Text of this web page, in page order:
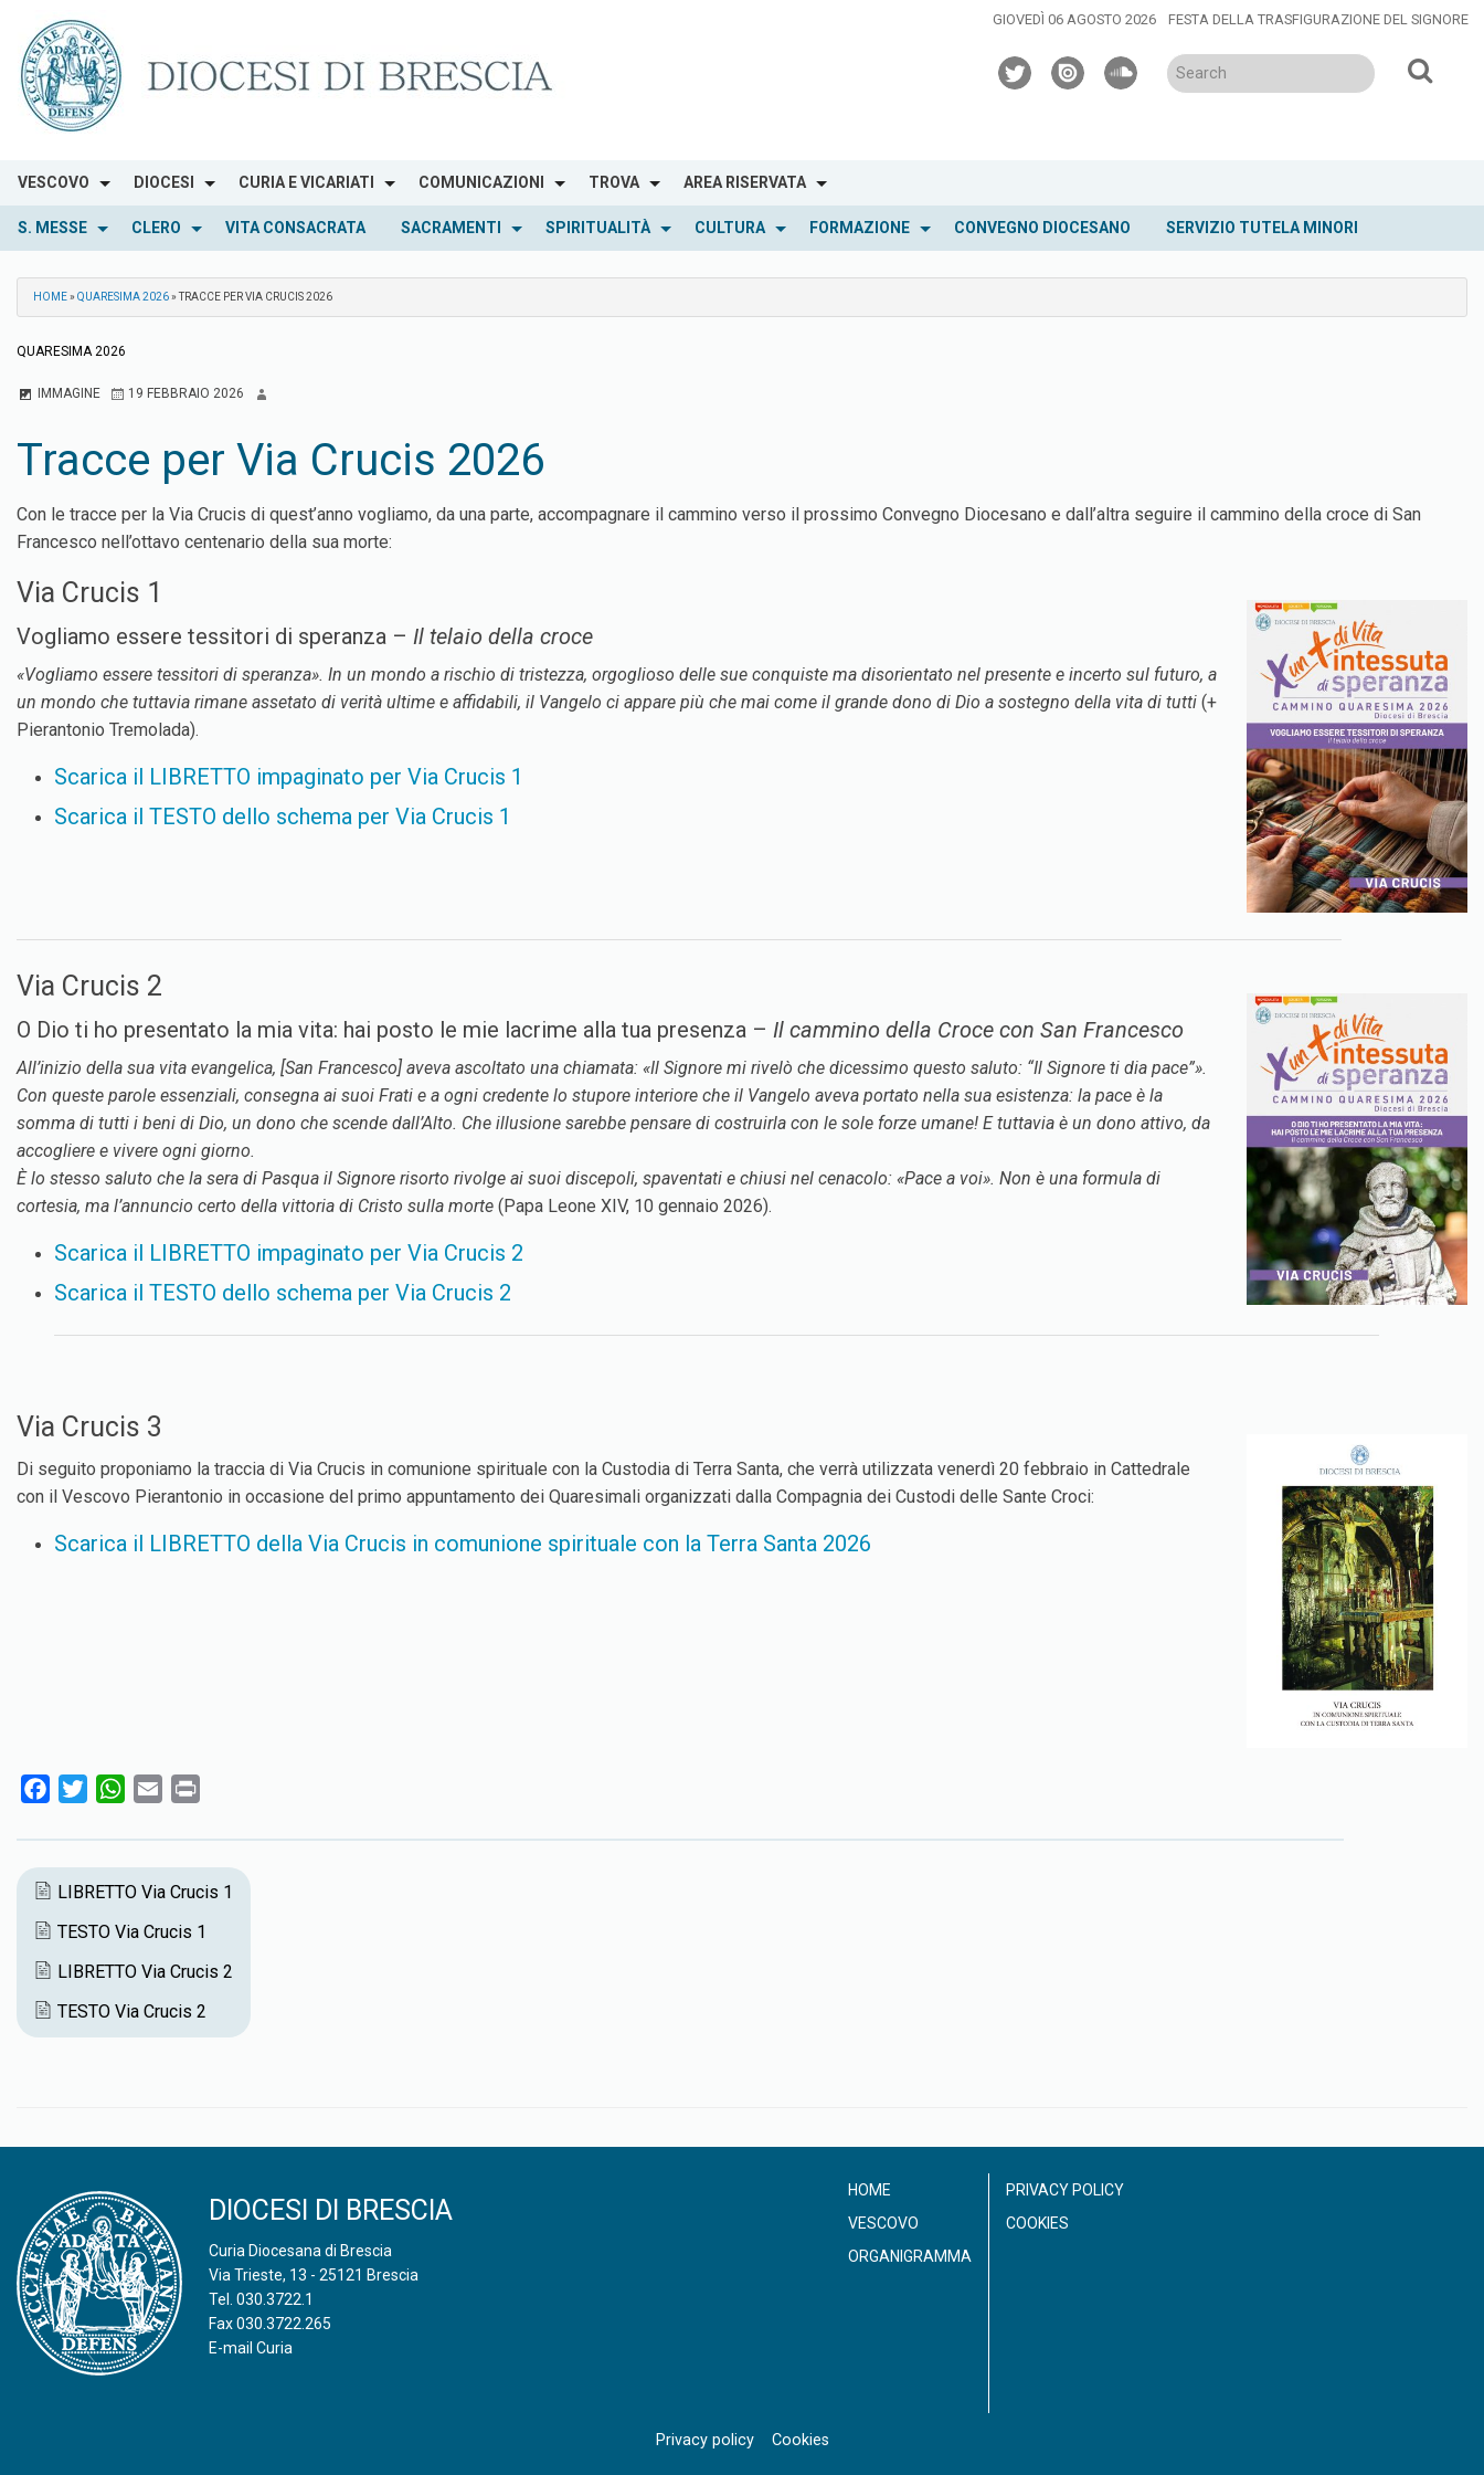
content
GIOVEDÌ 06 AGOSTO 2026 FESTA DELLA TRASFIGURAZIONE DEL SIGNORE
twitterissuusoundcloud
VESCOVO DIOCESI CURIA E VICARIATI COMUNICAZIONI TROVA AREA RISERVATA
S. MESSE CLERO VITA CONSACRATA SACRAMENTI SPIRITUALITÀ CULTURA FORMAZIONE CONVEGNO DIOCESANO SERVIZIO TUTELA MINORI
HOME»QUARESIMA 2026» TRACCE PER VIA CRUCIS 2026
QUARESIMA 2026
IMMAGINE 19 FEBBRAIO 2026
Tracce per Via Crucis 2026
Con le tracce per la Via Crucis di quest’anno vogliamo, da una parte, accompagnare il cammino verso il prossimo Convegno Diocesano e dall’altra seguire il cammino della croce di San
Francesco nell’ottavo centenario della sua morte:
Via Crucis 1
Vogliamo essere tessitori di speranza – Il telaio della croce
«Vogliamo essere tessitori di speranza». In un mondo a rischio di tristezza, orgoglioso delle sue conquiste ma disorientato nel presente e incerto sul futuro, a
un mondo che tuttavia rimane assetato di verità ultime e affidabili, il Vangelo ci appare più che mai come il grande dono di Dio a sostegno della vita di tutti (+
Pierantonio Tremolada).
Scarica il LIBRETTO impaginato per Via Crucis 1
Scarica il TESTO dello schema per Via Crucis 1
Via Crucis 2
O Dio ti ho presentato la mia vita: hai posto le mie lacrime alla tua presenza – Il cammino della Croce con San Francesco
All’inizio della sua vita evangelica, [San Francesco] aveva ascoltato una chiamata: «Il Signore mi rivelò che dicessimo questo saluto: “Il Signore ti dia pace”».
Con queste parole essenziali, consegna ai suoi Frati e a ogni credente lo stupore interiore che il Vangelo aveva portato nella sua esistenza: la pace è la
somma di tutti i beni di Dio, un dono che scende dall’Alto. Che illusione sarebbe pensare di costruirla con le sole forze umane! E tuttavia è un dono attivo, da
accogliere e vivere ogni giorno.
È lo stesso saluto che la sera di Pasqua il Signore risorto rivolge ai suoi discepoli, spaventati e chiusi nel cenacolo: «Pace a voi». Non è una formula di
cortesia, ma l’annuncio certo della vittoria di Cristo sulla morte (Papa Leone XIV, 10 gennaio 2026).
Scarica il LIBRETTO impaginato per Via Crucis 2
Scarica il TESTO dello schema per Via Crucis 2
Via Crucis 3
Di seguito proponiamo la traccia di Via Crucis in comunione spirituale con la Custodia di Terra Santa, che verrà utilizzata venerdì 20 febbraio in Cattedrale
con il Vescovo Pierantonio in occasione del primo appuntamento dei Quaresimali organizzati dalla Compagnia dei Custodi delle Sante Croci:
Scarica il LIBRETTO della Via Crucis in comunione spirituale con la Terra Santa 2026
c
e
b
o
o
i
t
t
e
r
W
a
t
s
A
p
a
i
l
i
n
t
LIBRETTO Via Crucis 1
TESTO Via Crucis 1
LIBRETTO Via Crucis 2
TESTO Via Crucis 2
DIOCESI DI BRESCIA
Curia Diocesana di Brescia
Via Trieste, 13 - 25121 Brescia
Tel. 030.3722.1
Fax 030.3722.265
E-mail Curia
HOME
VESCOVO
ORGANIGRAMMA
PRIVACY POLICY
COOKIES
Privacy policy Cookies